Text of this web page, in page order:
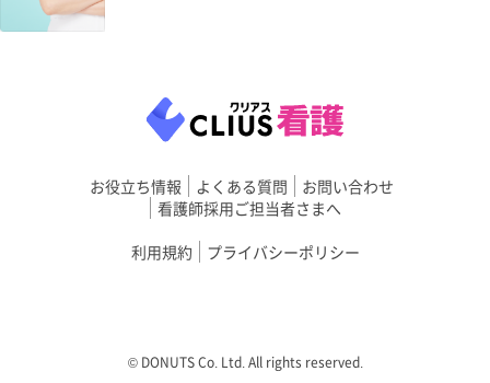
お役立ち情報 よくある質問
お問い合わせ
看護師採用ご担当者さまへ
利用規約
プライバシーポリシー
©︎ DONUTS Co. Ltd. All rights reserved.